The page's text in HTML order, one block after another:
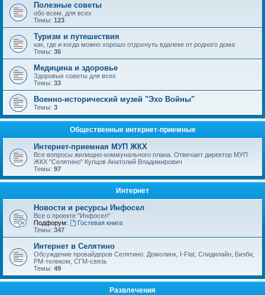
Полезные советы
обо всем, для всех
Темы: 123
Туризм и путешествия
как, где и когда можно хорошо отдохнуть вдалеке от родного дома
Темы: 36
Медицина и здоровье
Здоровые советы для всех
Темы: 33
Военно-исторический музей "Эхо Войны"
Темы: 3
Общественные интернет-приемные
Интернет-приемная МУП ЖКХ
Все вопросы жилищно-коммунального плана. Отвечает директор МУП
ЖКХ "Селятино" Купцов Анатолий Владимирович
Темы: 97
Интернет
Новости и ресурсы Инфосел
Все о проекте "Инфосел"
Подфорум:
Гостевая книга
Темы: 347
Интернет в Селятино
Обсуждение провайдеров Селятино. Домолинк, I-Flat, Спидилайн, Бизби,
РМ-телеком, СГМ-связь
Темы: 49
Развлечения